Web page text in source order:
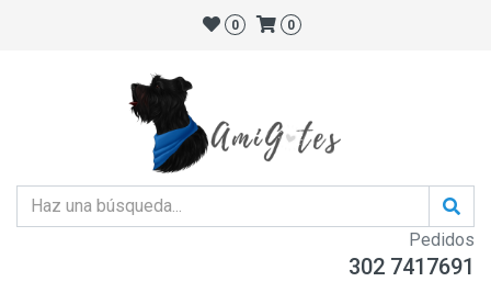
0 0
Pedidos
302 7417691